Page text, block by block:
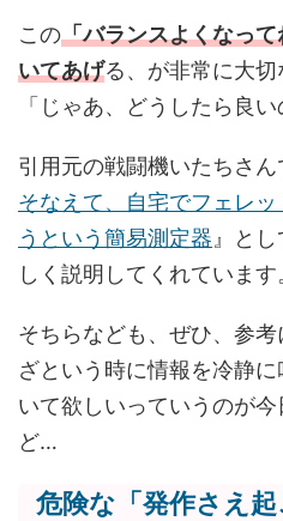
この「バランスよくなっ
いてあげる、が非常に大
「じゃあ、どうしたら良
引用元の戦闘機いたちさん
そなえて、自宅でフェレ
うという簡易測定器』と
しく説明してくれています
そちらなども、ぜひ、参
ざという時に情報を冷静
いて欲しいっていうのが
ど…
危険な「発作さえ